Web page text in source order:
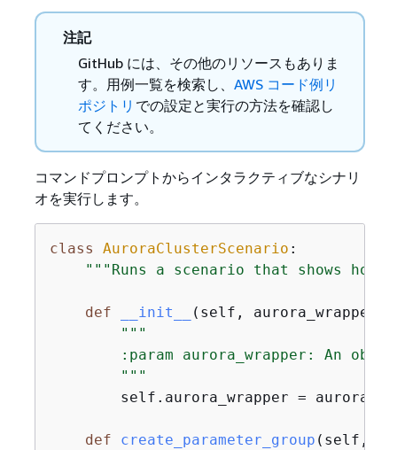
注記
GitHub には、その他のリソースもありま
す。用例一覧を検索し、 AWS コード例リ
ポジトリ での設定と実行の方法を確認し
てください。
コマンドプロンプトからインタラクティブなシナリ
オを実行します。
class AuroraClusterScenario :
"""Runs a scenario that shows
def __init__ ( self, aurora_wrapper
"""
:param aurora_wrapper: An
        """
self.aurora_wrapper =
def create_parameter_group ( self,